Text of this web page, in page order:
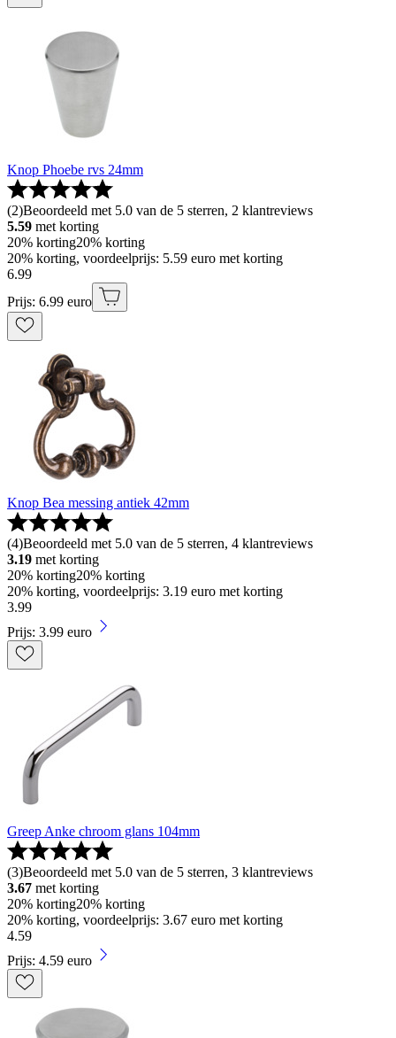
Knop Phoebe rvs 24mm
(2)Beoordeeld met 5.0 van de 5 sterren, 2 klantreviews
5.59 met korting
20% korting20% korting
20% korting, voordeelprijs: 5.59 euro met korting
6.99
Prijs: 6.99 euro
Knop Bea messing antiek 42mm
(4)Beoordeeld met 5.0 van de 5 sterren, 4 klantreviews
3.19 met korting
20% korting20% korting
20% korting, voordeelprijs: 3.19 euro met korting
3.99
Prijs: 3.99 euro
Greep Anke chroom glans 104mm
(3)Beoordeeld met 5.0 van de 5 sterren, 3 klantreviews
3.67 met korting
20% korting20% korting
20% korting, voordeelprijs: 3.67 euro met korting
4.59
Prijs: 4.59 euro